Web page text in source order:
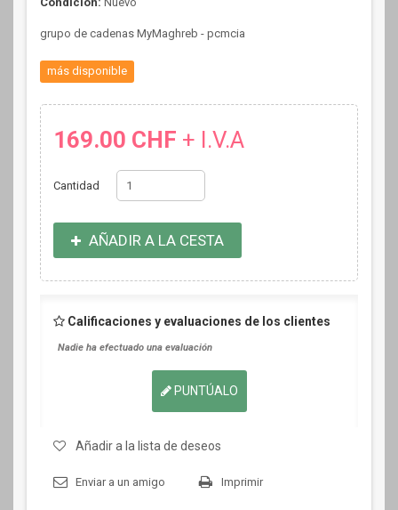
grupo de cadenas MyMaghreb - pcmcia
más disponible
169.00 CHF + I.V.A
Cantidad
AÑADIR A LA CESTA
Calificaciones y evaluaciones de los clientes
Nadie ha efectuado una evaluación
PUNTÚALO
Añadir a la lista de deseos
Enviar a un amigo Imprimir